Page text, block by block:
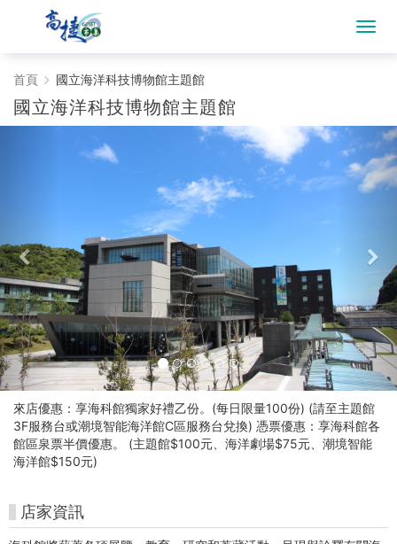
國
立
技
博
物
館
主
題
館
-
首頁 國立海洋科技博物館主題館
國立海洋科技博物館主題館
來店優惠：享海科館獨家好禮乙份。(每日限量100份) (請至主題館
3F服務台或潮境智能海洋館C區服務台兌換) 憑票優惠：享海科館各
館區泉票半價優惠。 (主題館$100元、海洋劇場$75元、潮境智能
海洋館$150元)
店家資訊